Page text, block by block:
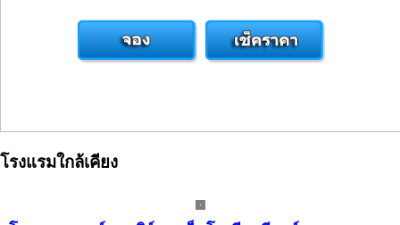
โรงแรมใกล้เคียง